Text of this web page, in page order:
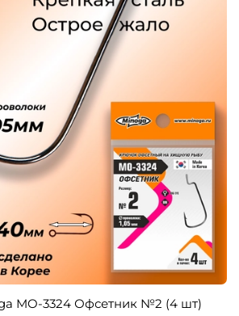
MO-3324 Офсетник №2 (4 шт)